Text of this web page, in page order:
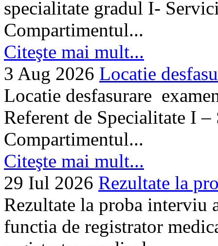
specialitate gradul I-
Compartimentul...
Citeşte mai mult...
3 Aug 2026 Locatie
Locatie desfasurare
Referent de Specialitate I
Compartimentul...
Citeşte mai mult...
29 Iul 2026 Rezultate la
Rezultate la proba interviu
functia de registrator